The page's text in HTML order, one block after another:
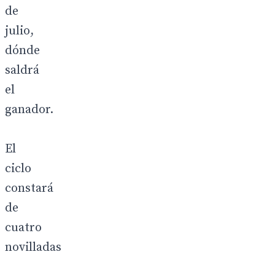
de
julio,
dónde
saldrá
el
ganador.
El
ciclo
constará
de
cuatro
novilladas